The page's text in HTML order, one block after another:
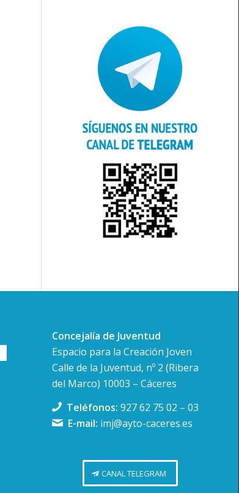
Concejalía de Juventud
Espacio para la Creación Joven
Calle de la Juventud, nº 2 (Ribera
del Marco) 10003 – Cáceres
Teléfonos: 927 62 75 02 –03
E-mail: imj@ayto-caceres.es
CANAL TELEGRAM